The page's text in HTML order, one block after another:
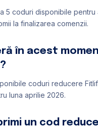
5 coduri disponibile pentru
la finalizarea comenzii.
în acest
coduri reducere
luna aprilie 2026.
un cod